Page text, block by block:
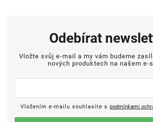
Odebírat
Vložte svůj e-mail a my vám budeme
nových produktech na našem e-
Vložením e-mailu souhlasíte s podmínkami